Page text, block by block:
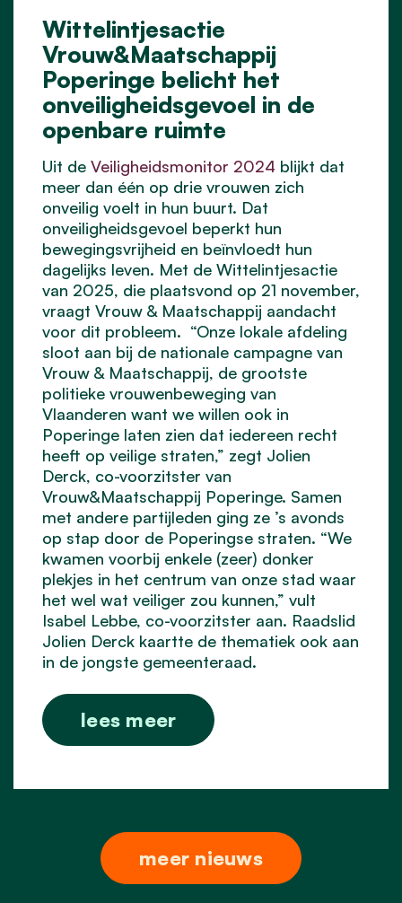
Wittelintjesactie
Vrouw&Maatschappij
Poperinge belicht het
onveiligheidsgevoel in de
openbare ruimte
Uit de Veiligheidsmonitor 2024 blijkt dat
meer dan één op drie vrouwen zich
onveilig voelt in hun buurt. Dat
onveiligheidsgevoel beperkt hun
bewegingsvrijheid en beïnvloedt hun
dagelijks leven. Met de Wittelintjesactie
van 2025, die plaatsvond op 21 november,
vraagt Vrouw & Maatschappij aandacht
voor dit probleem. “Onze lokale afdeling
sloot aan bij de nationale campagne van
Vrouw & Maatschappij, de grootste
politieke vrouwenbeweging van
Vlaanderen want we willen ook in
Poperinge laten zien dat iedereen recht
heeft op veilige straten,” zegt Jolien
Derck, co-voorzitster van
Vrouw&Maatschappij Poperinge. Samen
met andere partijleden ging ze ’s avonds
op stap door de Poperingse straten. “We
kwamen voorbij enkele (zeer) donker
plekjes in het centrum van onze stad waar
het wel wat veiliger zou kunnen,” vult
Isabel Lebbe, co-voorzitster aan. Raadslid
Jolien Derck kaartte de thematiek ook aan
in de jongste gemeenteraad.
lees meer
meer nieuws